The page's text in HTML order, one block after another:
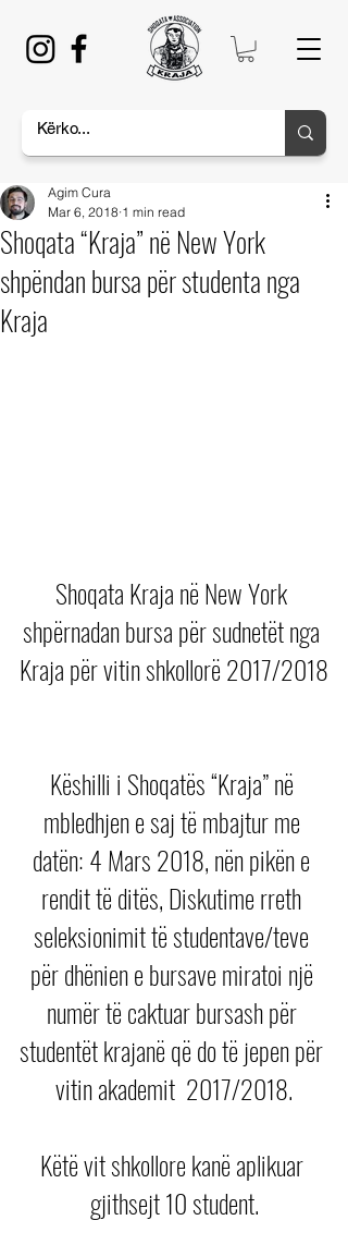
Shoqata “Kraja” në New York
shpëndan bursa për studenta nga
Kraja
Agim Cura
Mar 6, 2018 1 min read
Shoqata Kraja në New York
shpërnadan bursa për sudnetët nga
Kraja për vitin shkollorë 2017/2018
Këshilli i Shoqatës “Kraja” në
mbledhjen e saj të mbajtur me
datën: 4 Mars 2018, nën pikën e
rendit të ditës, Diskutime rreth
seleksionimit të studentave/teve
për dhënien e bursave miratoi një
numër të caktuar bursash për
studentët krajanë që do të jepen për
vitin akademit  2017/2018.
Këtë vit shkollore kanë aplikuar
gjithsejt 10 student.